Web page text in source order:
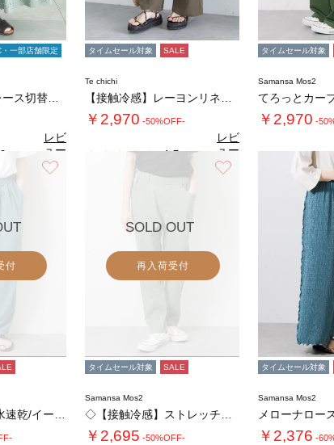
・一部店舗限定
（4）
レビ
ュー
を見
る
タイムセール対象 SALE
Te chichi
￥2,970 -50%OFF-
4.5（2）
レビ
ュー
を見
る
タイムセール対象
Samansa Mos2
てろっとカー
￥2,970 -
付
SOLD OUT
再入荷受付
タイムセール対象 SALE
Samansa Mos2
￥2,695 -50%OFF-
タイムセール対象
Samansa Mos2
メローナロー
￥2,376 -